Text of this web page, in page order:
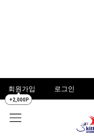
회원가입
+2,000P
로그인